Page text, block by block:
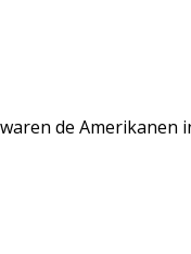
de Amerikanen